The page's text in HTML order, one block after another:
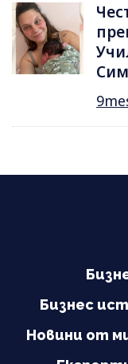
Бизнес
Новини от